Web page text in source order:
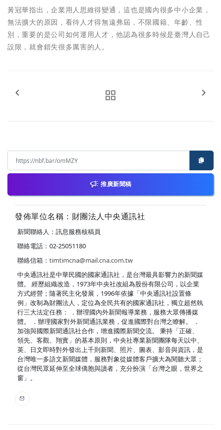
黃冠華指出，企業用人思維得變通，這也是國內很多中小企業，
無法擴大的原因，看待人才得無遠弗屆，不限國籍、年齡、性
別，重要的是公司如何運用人才，他認為很多時候是臺灣人自己
設限，就會錯失很多厲害的人。
推廣新聞稿
發佈單位名稱：財團法人中央通訊社
新聞聯絡人：訊息服務核稿員
聯絡電話：02-25051180
聯絡信箱： timtimcna@mail.cna.com.tw
中央通訊社是中華民國的國家通訊社，是台灣最具影響力的新聞媒
體。 經歷組織改造，1973年中央社改組為股份有限公司，以企業
方式經營；隨著民主化發展，1996年依據「中央通訊社設置條
例」改制為財團法人，定位為全民共有的國家通訊社，獨立超然執
行三大法定任務： ．辦理國內外新聞報導業務，服務大眾傳播媒
體。 ．辦理國家對外新聞通訊業務，促進國際對台灣之瞭解。 ．
加強與國際新聞通訊社合作，增進國際新聞交流。 秉持「正確、
領先、客觀、翔實」的基本原則，中央社專業新聞團隊每天以中、
英、日文即時對外發出上千則新聞、照片、圖表、影音與資訊，是
台灣唯一多語文新聞媒體，服務對象從媒體客戶擴大為閱聽大眾；
從台灣民眾延伸至全球僑胞與讀者，充分扮演「台灣之眼，世界之
窗」。